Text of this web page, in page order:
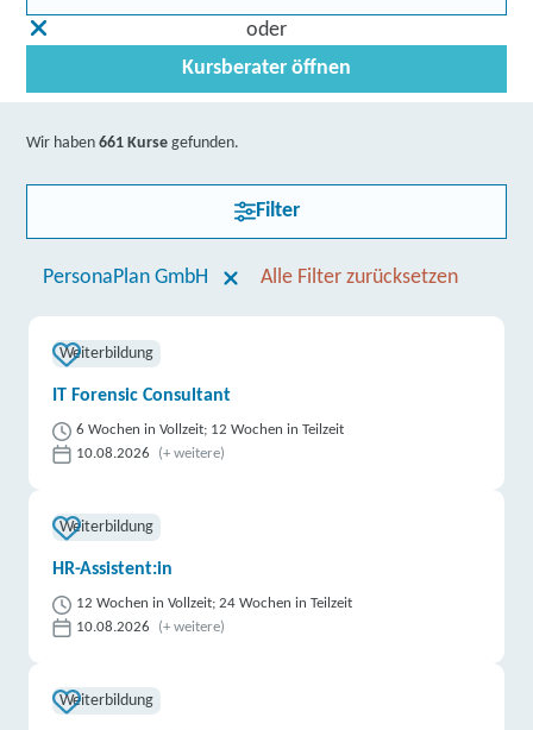
oder
Kursberater öffnen
Wir haben661 Kurse gefunden.
Filter
PersonaPlan GmbH Alle Filter zurücksetzen
Weiterbildung
IT Forensic Consultant
6 Wochen in Vollzeit; 12 Wochen in Teilzeit
10.08.2026
(+ weitere)
Weiterbildung
HR-Assistent:in
12 Wochen in Vollzeit; 24 Wochen in Teilzeit
10.08.2026
(+ weitere)
Weiterbildung